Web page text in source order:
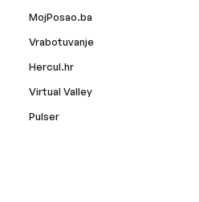
MojPosao.ba
Vrabotuvanje
Hercul.hr
Virtual Valley
Pulser